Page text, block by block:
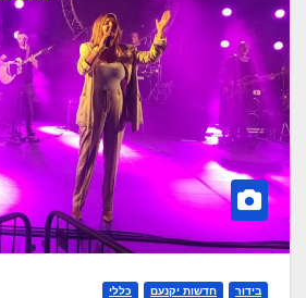
בידור חדשות יקנעם כללי